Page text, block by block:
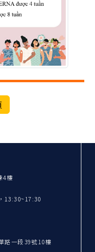
4樓
13:30~17:30
路一段39號10樓